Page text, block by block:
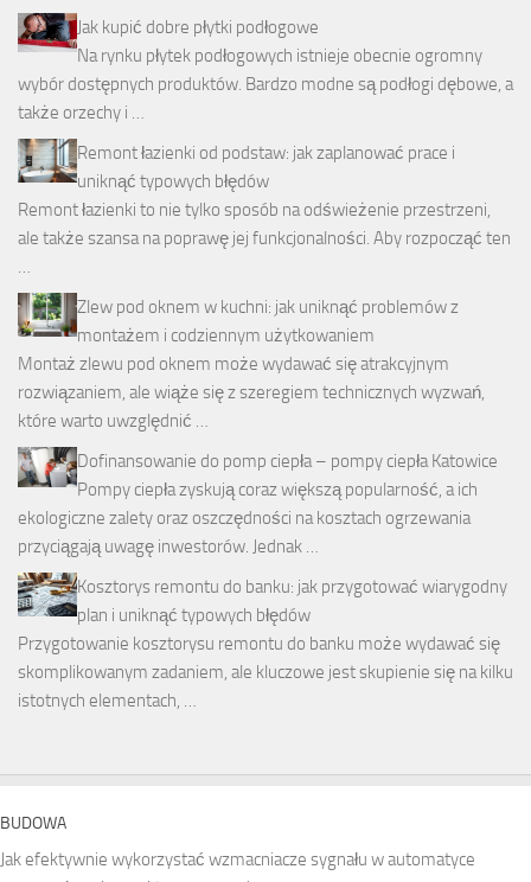
Jak kupić dobre płytki podłogowe
Na rynku płytek podłogowych istnieje obecnie ogromny
wybór dostępnych produktów. Bardzo modne są podłogi dębowe, a
także orzechy i …
Remont łazienki od podstaw: jak zaplanować prace i
uniknąć typowych błędów
Remont łazienki to nie tylko sposób na odświeżenie przestrzeni,
ale także szansa na poprawę jej funkcjonalności. Aby rozpocząć ten
…
Zlew pod oknem w kuchni: jak uniknąć problemów z
montażem i codziennym użytkowaniem
Montaż zlewu pod oknem może wydawać się atrakcyjnym
rozwiązaniem, ale wiąże się z szeregiem technicznych wyzwań,
które warto uwzględnić …
Dofinansowanie do pomp ciepła – pompy ciepła Katowice
Pompy ciepła zyskują coraz większą popularność, a ich
ekologiczne zalety oraz oszczędności na kosztach ogrzewania
przyciągają uwagę inwestorów. Jednak …
Kosztorys remontu do banku: jak przygotować wiarygodny
plan i uniknąć typowych błędów
Przygotowanie kosztorysu remontu do banku może wydawać się
skomplikowanym zadaniem, ale kluczowe jest skupienie się na kilku
istotnych elementach, …
BUDOWA
Jak efektywnie wykorzystać wzmacniacze sygnału w automatyce